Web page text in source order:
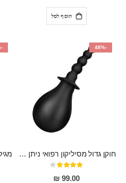
הוסף לסל
-48%
חוקן גדול מסיליקון רפואי ניתן לשימוש גם כפלאג וגם כחרוזים אנאלים
דירוג:
80%
99.00 ₪
-38%